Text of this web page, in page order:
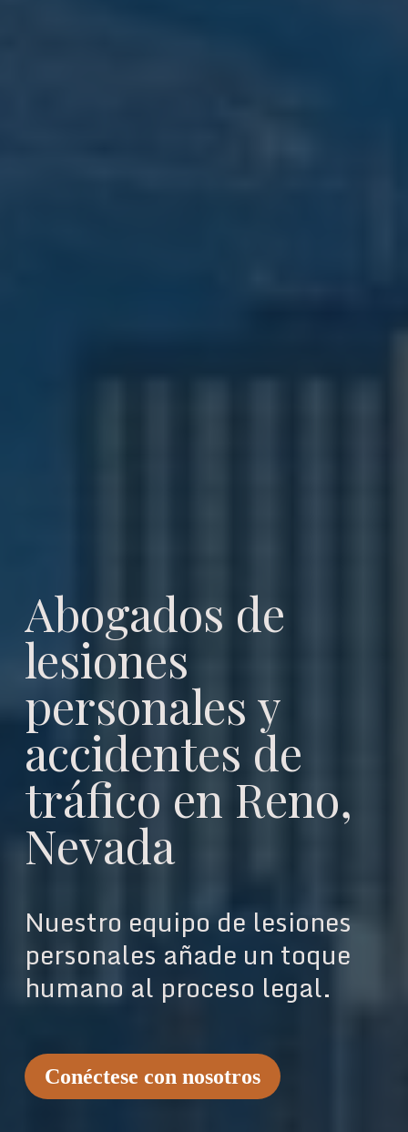
Abogados de
lesiones
personales y
accidentes de
tráfico en Reno,
Nevada
Nuestro equipo de lesiones
personales añade un toque
humano al proceso legal.
Conéctese con nosotros